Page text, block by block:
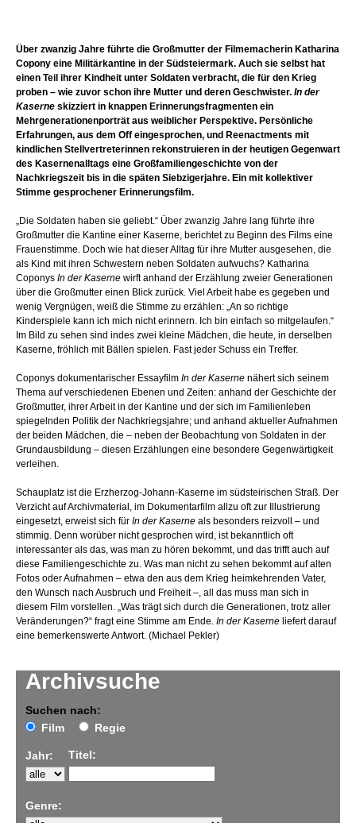
Archivsuche
Suchen nach:
Film
Regie
Jahr: Titel:
Genre:
Über zwanzig Jahre führte die Großmutter der Filmemacherin Katharina
Copony eine Militärkantine in der Südsteiermark. Auch sie selbst hat
einen Teil ihrer Kindheit unter Soldaten verbracht, die für den Krieg
proben – wie zuvor schon ihre Mutter und deren Geschwister. In der
Kaserne skizziert in knappen Erinnerungsfragmenten ein
Mehrgenerationenporträt aus weiblicher Perspektive. Persönliche
Erfahrungen, aus dem Off eingesprochen, und Reenactments mit
kindlichen Stellvertreterinnen rekonstruieren in der heutigen Gegenwart
des Kasernenalltags eine Großfamiliengeschichte von der
Nachkriegszeit bis in die späten Siebzigerjahre. Ein mit kollektiver
Stimme gesprochener Erinnerungsfilm.
„Die Soldaten haben sie geliebt.“ Über zwanzig Jahre lang führte ihre
Großmutter die Kantine einer Kaserne, berichtet zu Beginn des Films eine
Frauenstimme. Doch wie hat dieser Alltag für ihre Mutter ausgesehen, die
als Kind mit ihren Schwestern neben Soldaten aufwuchs? Katharina
Coponys In der Kaserne wirft anhand der Erzählung zweier Generationen
über die Großmutter einen Blick zurück. Viel Arbeit habe es gegeben und
wenig Vergnügen, weiß die Stimme zu erzählen: „An so richtige
Kinderspiele kann ich mich nicht erinnern. Ich bin einfach so mitgelaufen.“
Im Bild zu sehen sind indes zwei kleine Mädchen, die heute, in derselben
Kaserne, fröhlich mit Bällen spielen. Fast jeder Schuss ein Treffer.
Coponys dokumentarischer Essayfilm In der Kaserne nähert sich seinem
Thema auf verschiedenen Ebenen und Zeiten: anhand der Geschichte der
Großmutter, ihrer Arbeit in der Kantine und der sich im Familienleben
spiegelnden Politik der Nachkriegsjahre; und anhand aktueller Aufnahmen
der beiden Mädchen, die – neben der Beobachtung von Soldaten in der
Grundausbildung – diesen Erzählungen eine besondere Gegenwärtigkeit
verleihen.
Schauplatz ist die Erzherzog-Johann-Kaserne im südsteirischen Straß. Der
Verzicht auf Archivmaterial, im Dokumentarfilm allzu oft zur Illustrierung
eingesetzt, erweist sich für In der Kaserne als besonders reizvoll – und
stimmig. Denn worüber nicht gesprochen wird, ist bekanntlich oft
interessanter als das, was man zu hören bekommt, und das trifft auch auf
diese Familiengeschichte zu. Was man nicht zu sehen bekommt auf alten
Fotos oder Aufnahmen – etwa den aus dem Krieg heimkehrenden Vater,
den Wunsch nach Ausbruch und Freiheit –, all das muss man sich in
diesem Film vorstellen. „Was trägt sich durch die Generationen, trotz aller
Veränderungen?“ fragt eine Stimme am Ende. In der Kaserne liefert darauf
eine bemerkenswerte Antwort. (Michael Pekler)